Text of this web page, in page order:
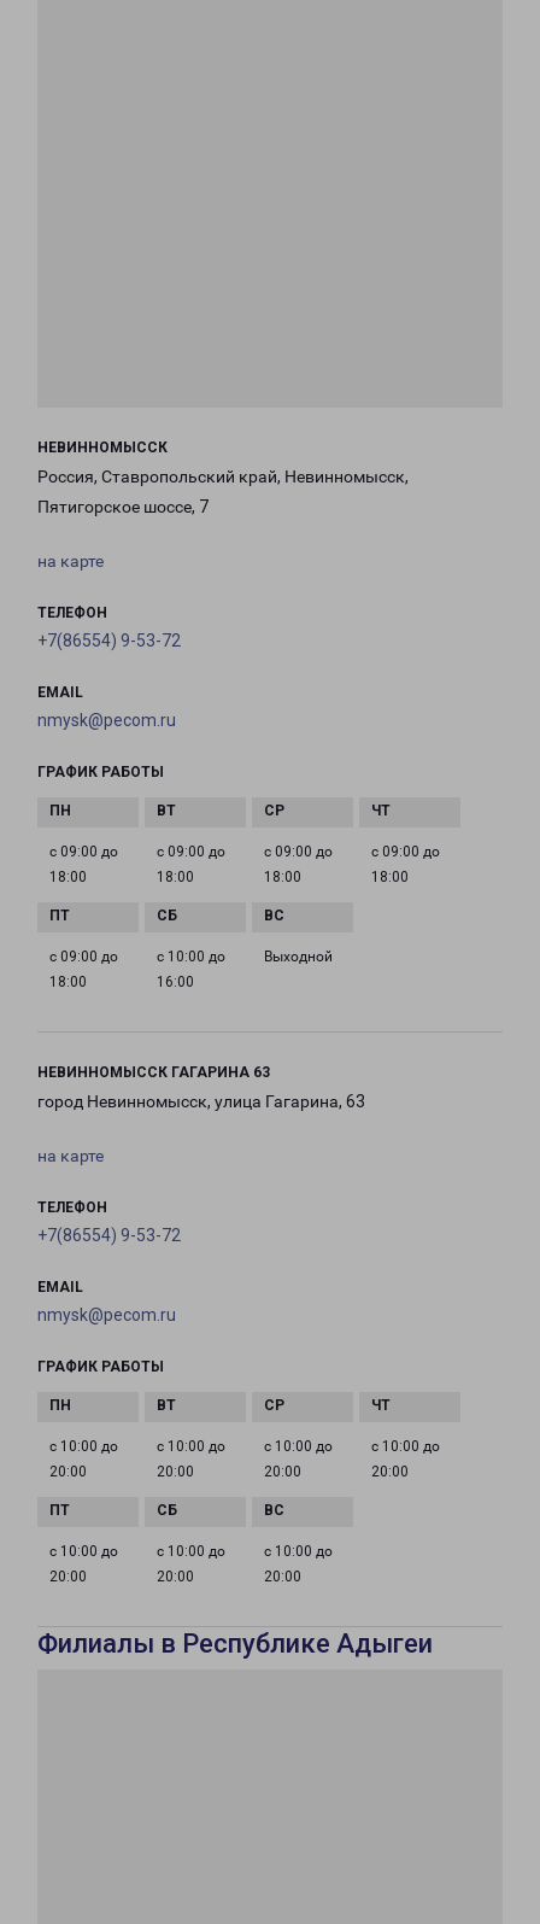
НЕВИННОМЫССК
Россия, Ставропольский край, Невинномысск,
Пятигорское шоссе, 7
на карте
ТЕЛЕФОН
+7(86554) 9-53-72
EMAIL
nmysk@pecom.ru
ГРАФИК РАБОТЫ
с 09:00 до
18:00
с 09:00 до
18:00
с 09:00 до
18:00
с 09:00 до
18:00
с 09:00 до
18:00
с 10:00 до
16:00
Выходной
НЕВИННОМЫССК ГАГАРИНА 63
город Невинномысск, улица Гагарина, 63
на карте
ТЕЛЕФОН
+7(86554) 9-53-72
EMAIL
nmysk@pecom.ru
ГРАФИК РАБОТЫ
с 10:00 до
20:00
с 10:00 до
20:00
с 10:00 до
20:00
с 10:00 до
20:00
с 10:00 до
20:00
с 10:00 до
20:00
с 10:00 до
20:00
Филиалы в Республике Адыгеи